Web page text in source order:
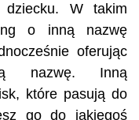
dziecku. W takim
o inną nazwę
oferując
nazwę. Inną
które pasują do
go do jakiegoś